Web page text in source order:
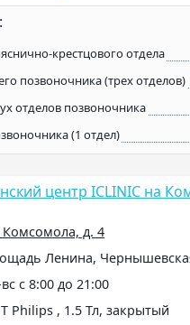
крестцового отдела
позвоночника (трех отделов)
отделов позвоночника
(1 отдел)
центр ICLINIC на
Комсомола, д. 4
Ленина,
с 8:00 до 21:00
Philips , 1.5 Тл, закрытый